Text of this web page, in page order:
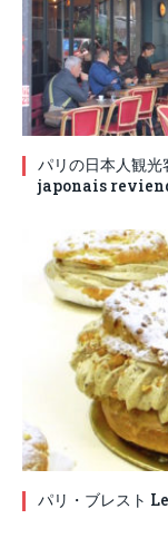
パリの日本人観
japonais
パリ・ブレスト